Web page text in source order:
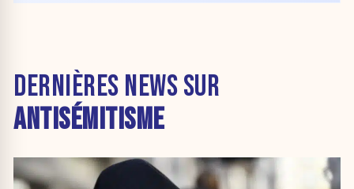
DERNIÈRES NEWS SUR
ANTISÉMITISME